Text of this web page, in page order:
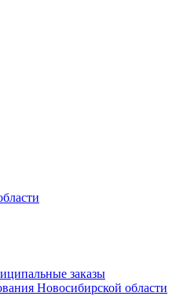
заказы
Новосибирской области